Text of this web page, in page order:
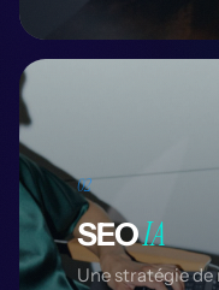
02
SEOIA
Une stratégie